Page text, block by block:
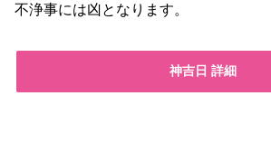
不浄事には凶となります。
神吉日 詳細